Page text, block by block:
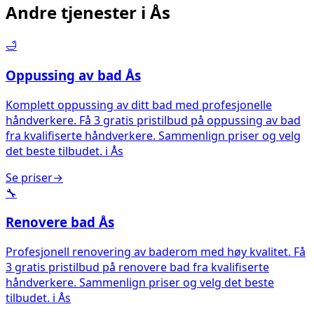
Andre tjenester i Ås
🛁
Oppussing av bad Ås
Komplett oppussing av ditt bad med profesjonelle
håndverkere. Få 3 gratis pristilbud på oppussing av bad
fra kvalifiserte håndverkere. Sammenlign priser og velg
det beste tilbudet. i Ås
Se priser→
🔧
Renovere bad Ås
Profesjonell renovering av baderom med høy kvalitet. Få
3 gratis pristilbud på renovere bad fra kvalifiserte
håndverkere. Sammenlign priser og velg det beste
tilbudet. i Ås